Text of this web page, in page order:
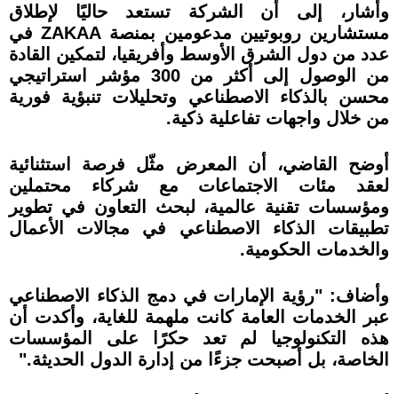
وأشار، إلى أن الشركة تستعد حاليًا لإطلاق
مستشارين روبوتيين مدعومين بمنصة ZAKAA في
عدد من دول الشرق الأوسط وأفريقيا، لتمكين القادة
من الوصول إلى أكثر من 300 مؤشر استراتيجي
محسن بالذكاء الاصطناعي وتحليلات تنبؤية فورية
من خلال واجهات تفاعلية ذكية.
أوضح القاضي، أن المعرض مثّل فرصة استثنائية
لعقد مئات الاجتماعات مع شركاء محتملين
ومؤسسات تقنية عالمية، لبحث التعاون في تطوير
تطبيقات الذكاء الاصطناعي في مجالات الأعمال
والخدمات الحكومية.
وأضاف: "رؤية الإمارات في دمج الذكاء الاصطناعي
عبر الخدمات العامة كانت ملهمة للغاية، وأكدت أن
هذه التكنولوجيا لم تعد حكرًا على المؤسسات
الخاصة، بل أصبحت جزءًا من إدارة الدول الحديثة."